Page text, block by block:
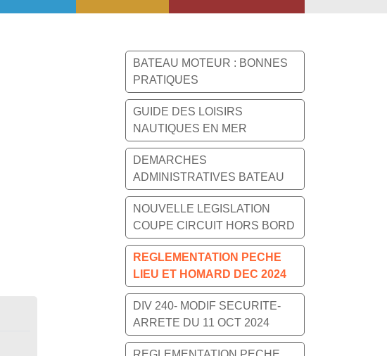
BATEAU MOTEUR : BONNES
PRATIQUES
GUIDE DES LOISIRS
NAUTIQUES EN MER
DEMARCHES
ADMINISTRATIVES BATEAU
NOUVELLE LEGISLATION
COUPE CIRCUIT HORS BORD
REGLEMENTATION PECHE
LIEU ET HOMARD DEC 2024
DIV 240- MODIF SECURITE-
ARRETE DU 11 OCT 2024